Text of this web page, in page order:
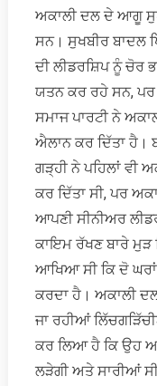
ਅਕਾਲੀ ਦਲ ਦੇ ਆਗੂ
ਸਨ। ਸੁਖਬੀਰ ਬਾਦਲ
ਦੀ ਲੀਡਰਸ਼ਿਪ ਨੂੰ ਚੋਰ
ਯਤਨ ਕਰ ਰਹੇ ਸਨ,
ਸਮਾਜ ਪਾਰਟੀ ਨੇ
ਐਲਾਨ ਕਰ ਦਿੱਤਾ ਹੈ।
ਗੜ੍ਹੀ ਨੇ ਪਹਿਲਾਂ ਵੀ
ਕਰ ਦਿੱਤਾ ਸੀ, ਪਰ
ਆਪਣੀ ਸੀਨੀਅਰ
ਕਾਇਮ ਰੱਖਣ ਬਾਰੇ ਮੁੜ
ਆਖਿਆ ਸੀ ਕਿ ਦੋ
ਕਰਦਾ ਹੈ। ਅਕਾਲੀ
ਜਾ ਰਹੀਆਂ
ਕਰ ਲਿਆ ਹੈ ਕਿ ਉਹ
ਲੜੇਗੀ ਅਤੇ ਸਾਰੀਆਂ